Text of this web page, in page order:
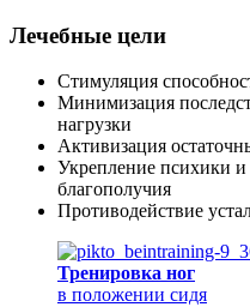
Лечебные цели
Стимуляция
Минимизация
нагрузки
Активизация
Укрепление психики
благополучия
Противодействие
Тренировка ног
в положении сидя